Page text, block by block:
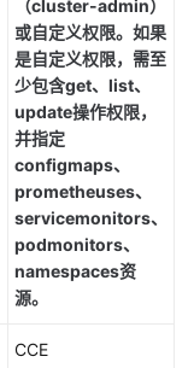
（cluster-admin）
或自定义权限。如果
是自定义权限，需至
少包含get、list、
update操作权限，
并指定
configmaps、
prometheuses、
servicemonitors、
podmonitors、
namespaces资
源。
CCE